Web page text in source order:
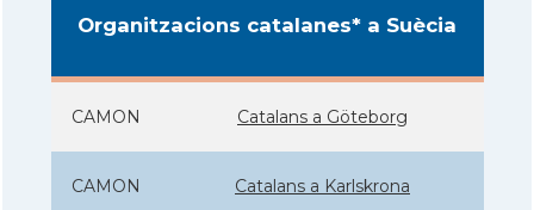
Organitzacions catalanes* a Suècia
CAMON Catalans a Göteborg
CAMON Catalans a Karlskrona